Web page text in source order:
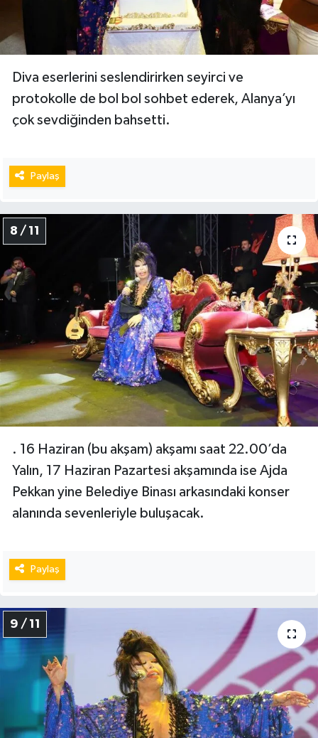
Diva eserlerini seslendirirken seyirci ve
protokolle de bol bol sohbet ederek, Alanya’yı
çok sevdiğinden bahsetti.
Paylaş
8 / 11
. 16 Haziran (bu akşam) akşamı saat 22.00’da
Yalın, 17 Haziran Pazartesi akşamında ise Ajda
Pekkan yine Belediye Binası arkasındaki konser
alanında sevenleriyle buluşacak.
Paylaş
9 / 11